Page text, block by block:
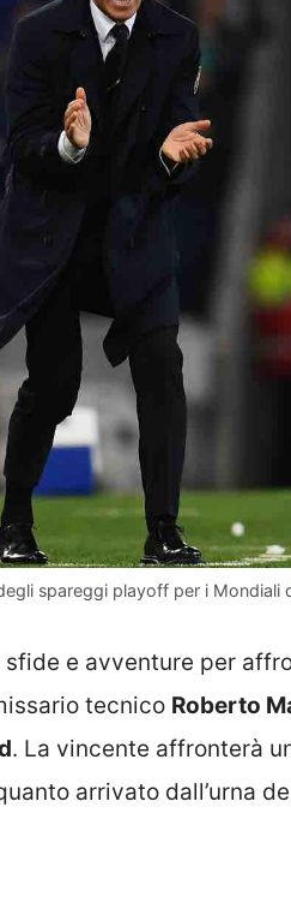
spareggi playoff per i Mondiali
sfide e avventure per
tecnico Roberto
. La vincente affronterà
arrivato dall’urna